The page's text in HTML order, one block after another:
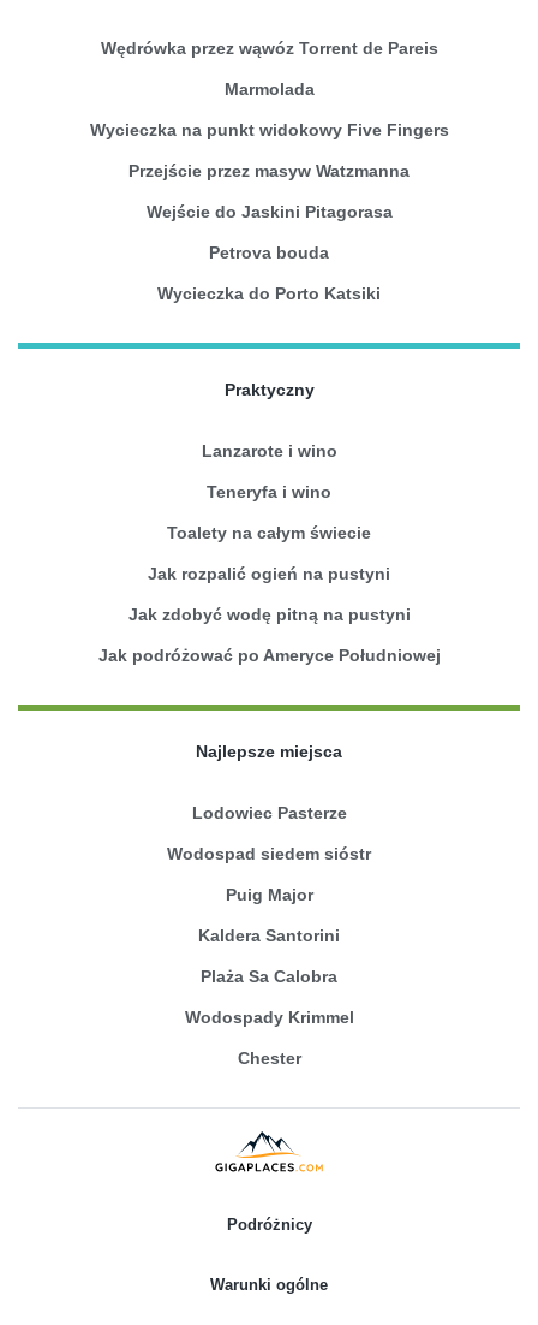
Wędrówka przez wąwóz Torrent de Pareis
Marmolada
Wycieczka na punkt widokowy Five Fingers
Przejście przez masyw Watzmanna
Wejście do Jaskini Pitagorasa
Petrova bouda
Wycieczka do Porto Katsiki
Praktyczny
Lanzarote i wino
Teneryfa i wino
Toalety na całym świecie
Jak rozpalić ogień na pustyni
Jak zdobyć wodę pitną na pustyni
Jak podróżować po Ameryce Południowej
Najlepsze miejsca
Lodowiec Pasterze
Wodospad siedem sióstr
Puig Major
Kaldera Santorini
Plaża Sa Calobra
Wodospady Krimmel
Chester
Podróżnicy
Warunki ogólne